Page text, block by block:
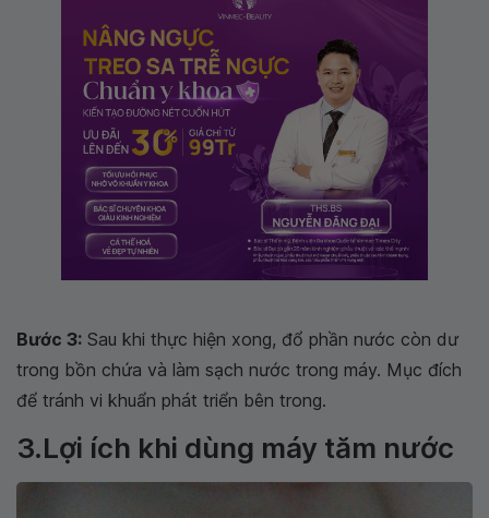
Bước 3: Sau khi thực hiện xong, đổ phần nước còn dư
trong bồn chứa và làm sạch nước trong máy. Mục đích
để tránh vi khuẩn phát triển bên trong.
3.Lợi ích khi dùng máy tăm nước